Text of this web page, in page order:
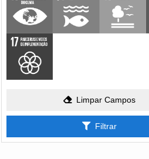
Limpar Campos
Filtrar